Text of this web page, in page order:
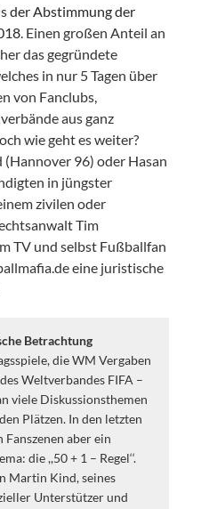
der Abstimmung der
. Einen großen Anteil an
das gegründete
in nur 5 Tagen über
von Fanclubs,
aus ganz
wie geht es weiter?
96) oder Hasan
in jüngster
zivilen oder
Tim
TV und selbst Fußballfan
eine juristische
Betrachtung
die WM Vergaben
Weltverbandes FIFA –
viele Diskussionsthemen
Plätzen. In den letzten
Fanszenen aber ein
die ,,50 + 1 – Regel‘‘.
Martin Kind, seines
Unterstützer und